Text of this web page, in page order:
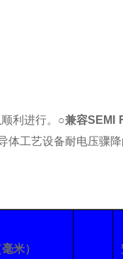
利进行。 ○兼容SEMI
体工艺设备耐电压骤降
米）